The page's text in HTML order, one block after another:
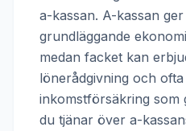
a-kassan. A-kassan ger
grundläggande
medan facket kan
lönerådgivning och
inkomstförsäkring som
du tjänar över a-